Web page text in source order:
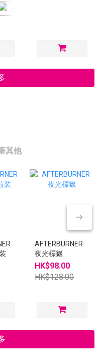
其他
AFTERBURNER
夜光標籤
HK$98.00
HK$128.00